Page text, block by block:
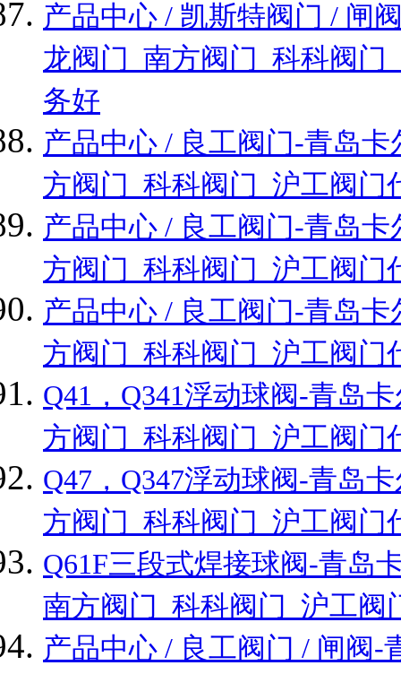
产品中心 / 凯斯特阀门 / 闸
龙阀门_南方阀门_科科阀
务好
产品中心 / 良工阀门-青岛
方阀门_科科阀门_沪工阀
产品中心 / 良工阀门-青岛
方阀门_科科阀门_沪工阀
产品中心 / 良工阀门-青岛
方阀门_科科阀门_沪工阀
Q41，Q341浮动球阀-青岛
方阀门_科科阀门_沪工阀
Q47，Q347浮动球阀-青岛
方阀门_科科阀门_沪工阀
Q61F三段式焊接球阀-青岛
南方阀门_科科阀门_沪工
产品中心 / 良工阀门 / 闸阀-